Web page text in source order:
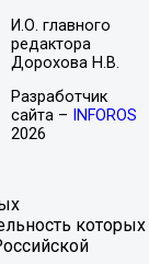
И.О. главного
редактора
Дорохова Н.В.
Разработчик
сайта –
INFOROS
2026
которых